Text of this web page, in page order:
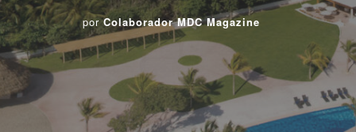
por Colaborador MDC Magazine